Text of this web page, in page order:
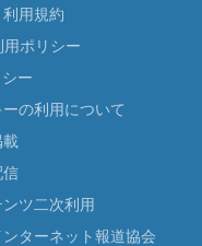
用規約
用ポリシー
ー
の利用について
信
ンツ二次利用
ンターネット報道協会